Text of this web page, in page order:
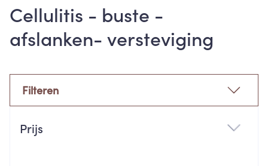
Cellulitis - buste -
afslanken- versteviging
Filteren
Prijs